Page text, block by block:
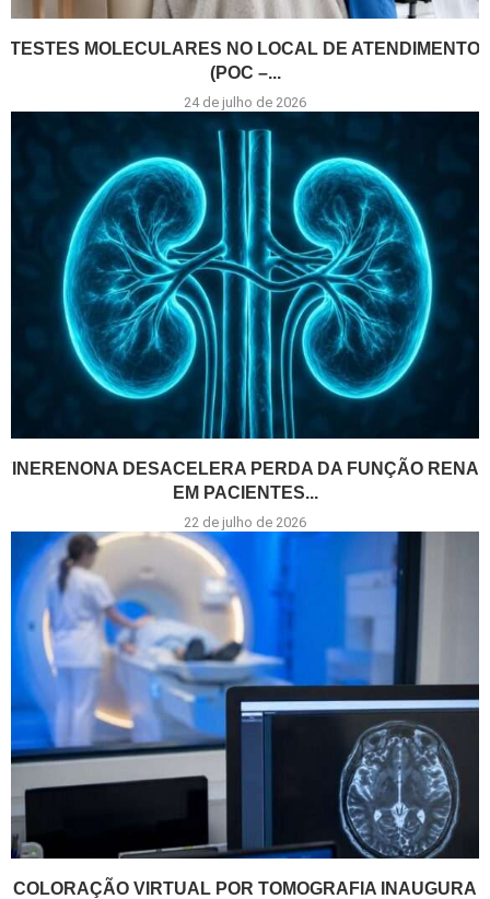
TESTES MOLECULARES NO LOCAL DE ATENDIMENTO
(POC –...
24 de julho de 2026
FINERENONA DESACELERA PERDA DA FUNÇÃO RENAL
EM PACIENTES...
22 de julho de 2026
COLORAÇÃO VIRTUAL POR TOMOGRAFIA INAUGURA